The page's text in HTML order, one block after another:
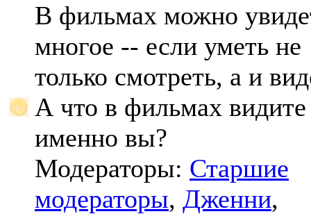
В фильмах можно
многое -- если уметь не
только смотреть, а и
А что в фильмах видите
именно вы?
Модераторы: Старшие
модераторы, Дженни,